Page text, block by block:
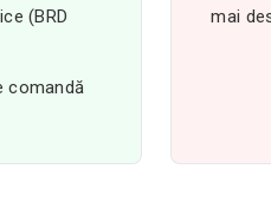
(BRD
comandă
mai